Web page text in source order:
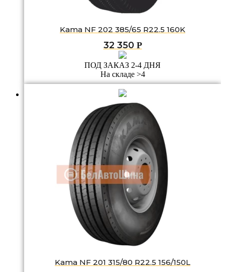
Kama NF 202 385/65 R22.5 160K
32 350 Р
ПОД ЗАКАЗ 2-4 ДНЯ
На складе >4
Kama NF 201 315/80 R22.5 156/150L